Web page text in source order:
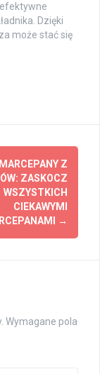
Dzięki
może stać się
MARCEPANY Z
ZASKOCZ
WSZYSTKICH
CIEKAWYMI
→
Wymagane pola